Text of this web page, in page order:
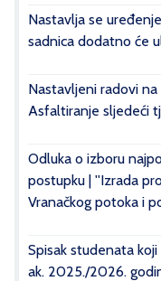
Nastavlja se
sadnica dodatno će
Nastavljeni radovi
Asfaltiranje sljedeći
Odluka o izboru
postupku | ''Izrada
Vranačkog potoka i
Spisak studenata
ak. 2025./2026.